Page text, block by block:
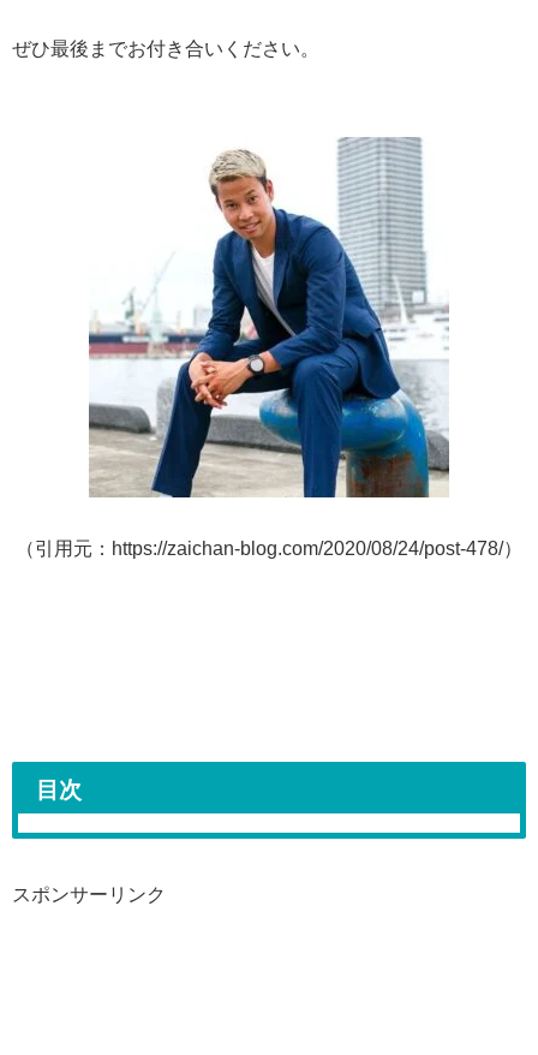
ぜひ最後までお付き合いください。
（引用元：https://zaichan-blog.com/2020/08/24/post-478/）
目次
スポンサーリンク